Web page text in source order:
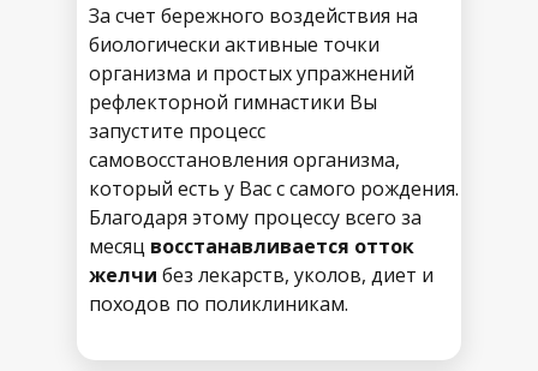
За счет бережного воздействия на
биологически активные точки
организма и простых упражнений
рефлекторной гимнастики Вы
запустите процесс
самовосстановления организма,
который есть у Вас с самого рождения.
Благодаря этому процессу всего за
месяц восстанавливается отток
желчи без лекарств, уколов, диет и
походов по поликлиникам.